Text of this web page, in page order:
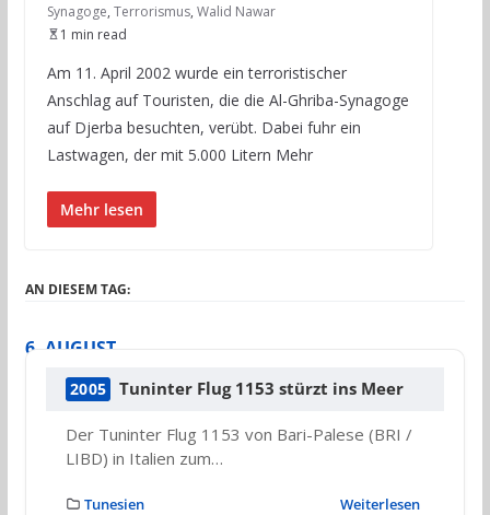
Synagoge, Terrorismus, Walid Nawar
1 min read
Am 11. April 2002 wurde ein terroristischer
Anschlag auf Touristen, die die Al-Ghriba-Synagoge
auf Djerba besuchten, verübt. Dabei fuhr ein
Lastwagen, der mit 5.000 Litern Mehr
Mehr lesen
AN DIESEM TAG:
6. AUGUST
2005 Tuninter Flug 1153 stürzt ins Meer
Der Tuninter Flug 1153 von Bari-Palese (BRI /
LIBD) in Italien zum…
Tunesien Weiterlesen